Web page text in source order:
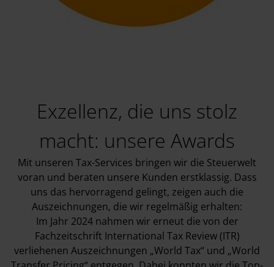
Exzellenz, die uns stolz
macht: unsere Awards
Mit unseren Tax-Services bringen wir die Steuerwelt
voran und beraten unsere Kunden erstklassig. Dass
uns das hervorragend gelingt, zeigen auch die
Auszeichnungen, die wir regelmäßig erhalten:
Im Jahr 2024 nahmen wir erneut die von der
Fachzeitschrift International Tax Review (ITR)
verliehenen Auszeichnungen „World Tax“ und „World